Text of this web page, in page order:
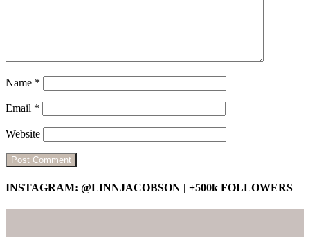
Name *
Email *
Website
INSTAGRAM: @LINNJACOBSON | +500k FOLLOWERS